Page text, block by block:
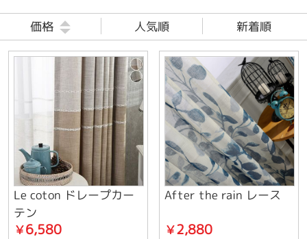
価格 人気順 新着順
Le coton ドレープカー
テン
￥6,580
After the rain レース
￥2,880